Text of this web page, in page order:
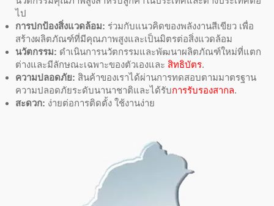
ไป
การปกป้องสิ่งแวดล้อม: ร่วมกับแนวคิดของพลังงานสีเขียว เพื่อ
สร้างผลิตภัณฑ์ที่มีคุณภาพสูงและเป็นมิตรต่อสิ่งแวดล้อม
นวัตกรรม: ดำเนินการนวัตกรรมและพัฒนาผลิตภัณฑ์ใหม่ที่แตก
ต่างและมีลักษณะเฉพาะของตัวเองและ สิทธิบัตร.
ความปลอดภัย: สินค้าของเราได้ผ่านการทดสอบตามมาตรฐาน
ความปลอดภัยระดับนานาชาติและได้รับการรับรองสากล.
สะดวก: ง่ายต่อการติดตั้ง ใช้งานง่าย